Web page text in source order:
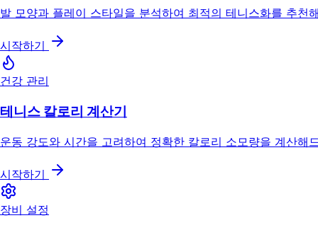
발 모양과 플레이 스타일을 분석하여 최적의 테니스화를 추천
시작하기
건강 관리
테니스 칼로리 계산기
운동 강도와 시간을 고려하여 정확한 칼로리 소모량을 계산해
시작하기
장비 설정